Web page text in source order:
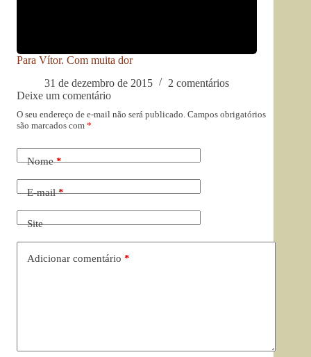
Para Vítor. Com muita dor
31 de dezembro de 2015
2 comentários
Deixe um comentário
O seu endereço de e-mail não será publicado. Campos obrigatórios
são marcados com *
Nome*
E-mail*
Site
Adicionar comentário *